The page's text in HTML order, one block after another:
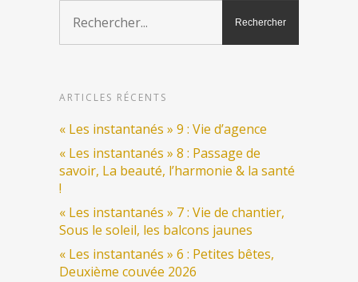
ARTICLES RÉCENTS
« Les instantanés » 9 : Vie d’agence
« Les instantanés » 8 : Passage de
savoir, La beauté, l’harmonie & la santé
!
« Les instantanés » 7 : Vie de chantier,
Sous le soleil, les balcons jaunes
« Les instantanés » 6 : Petites bêtes,
Deuxième couvée 2026